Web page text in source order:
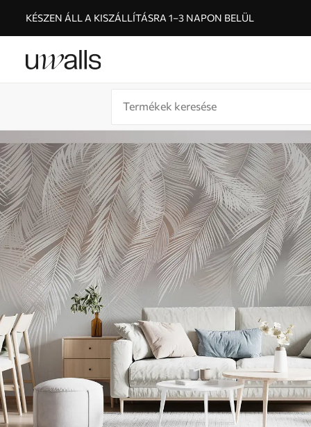
KÉSZEN ÁLL A KISZÁLLÍTÁSRA 1–3 NAPON BELÜL